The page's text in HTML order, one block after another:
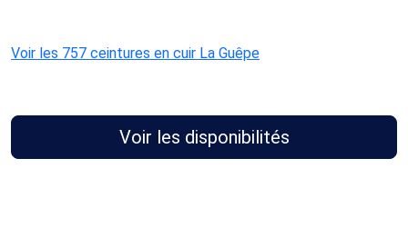
Voir les 757 ceintures en cuir La Guêpe
Voir les disponibilités